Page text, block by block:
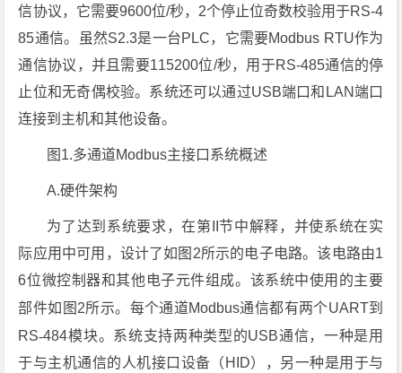
信协议，它需要9600位/秒，2个停止位奇数校验用于RS-4
85通信。虽然S2.3是一台PLC，它需要Modbus RTU作为
通信协议，并且需要115200位/秒，用于RS-485通信的停
止位和无奇偶校验。系统还可以通过USB端口和LAN端口
连接到主机和其他设备。
图1.多通道Modbus主接口系统概述
A.硬件架构
为了达到系统要求，在第II节中解释，并使系统在实
际应用中可用，设计了如图2所示的电子电路。该电路由1
6位微控制器和其他电子元件组成。该系统中使用的主要
部件如图2所示。每个通道Modbus通信都有两个UART到
RS-484模块。系统支持两种类型的USB通信，一种是用
于与主机通信的人机接口设备（HID），另一种是用于与